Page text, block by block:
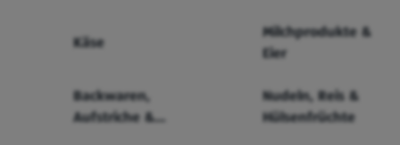
Käse
Milchprodukte &
Eier
Backwaren,
Aufstriche &
Nudeln, Reis &
Hülsenfrüchte